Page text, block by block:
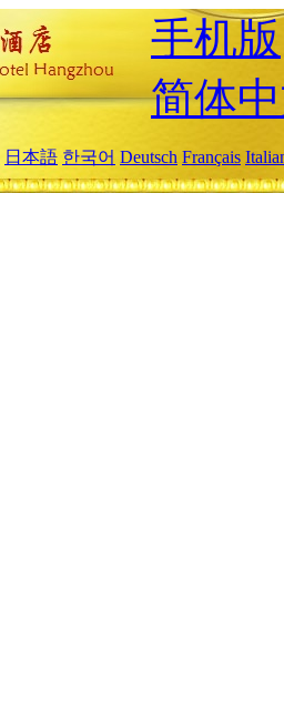
手机版
简体
日本語 한국어 Deutsch Français